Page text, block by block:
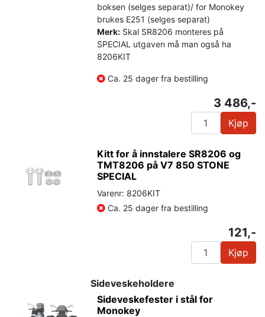
boksen (selges separat)/ for Monokey
brukes E251 (selges separat)
Merk: Skal SR8206 monteres på
SPECIAL utgaven må man også ha
8206KIT
Ca. 25 dager fra bestilling
3 486,-
Kjøp
Kitt for å innstalere SR8206 og
TMT8206 på V7 850 STONE
SPECIAL
Varenr: 8206KIT
Ca. 25 dager fra bestilling
121,-
Kjøp
Sideveskeholdere
Sideveskefester i stål for
Monokey